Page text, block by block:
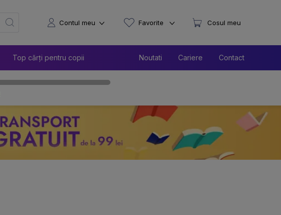
Top cărți pentru copii Noutati Cariere Contact
Contul meu Favorite Cosul meu